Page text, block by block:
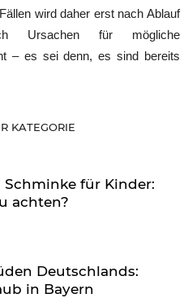
wird daher erst nach Ablauf
Ursachen für mögliche
– es sei denn, es sind bereits
KATEGORIE
für Kinder:
achten?
Deutschlands:
in Bayern